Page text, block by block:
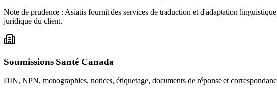
Note de prudence : Asiatis fournit des services de traduction et d'adaptation
juridique du client.
Soumissions Santé Canada
DIN, NPN, monographies, notices, étiquetage, documents de réponse et